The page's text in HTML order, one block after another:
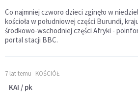
Co najmniej czworo dzieci zginęło w
kościoła w południowej części Burundi,
środkowo-wschodniej części Afryki -
portal stacji BBC.
7 lat temu KOŚCIÓŁ
KAI / pk